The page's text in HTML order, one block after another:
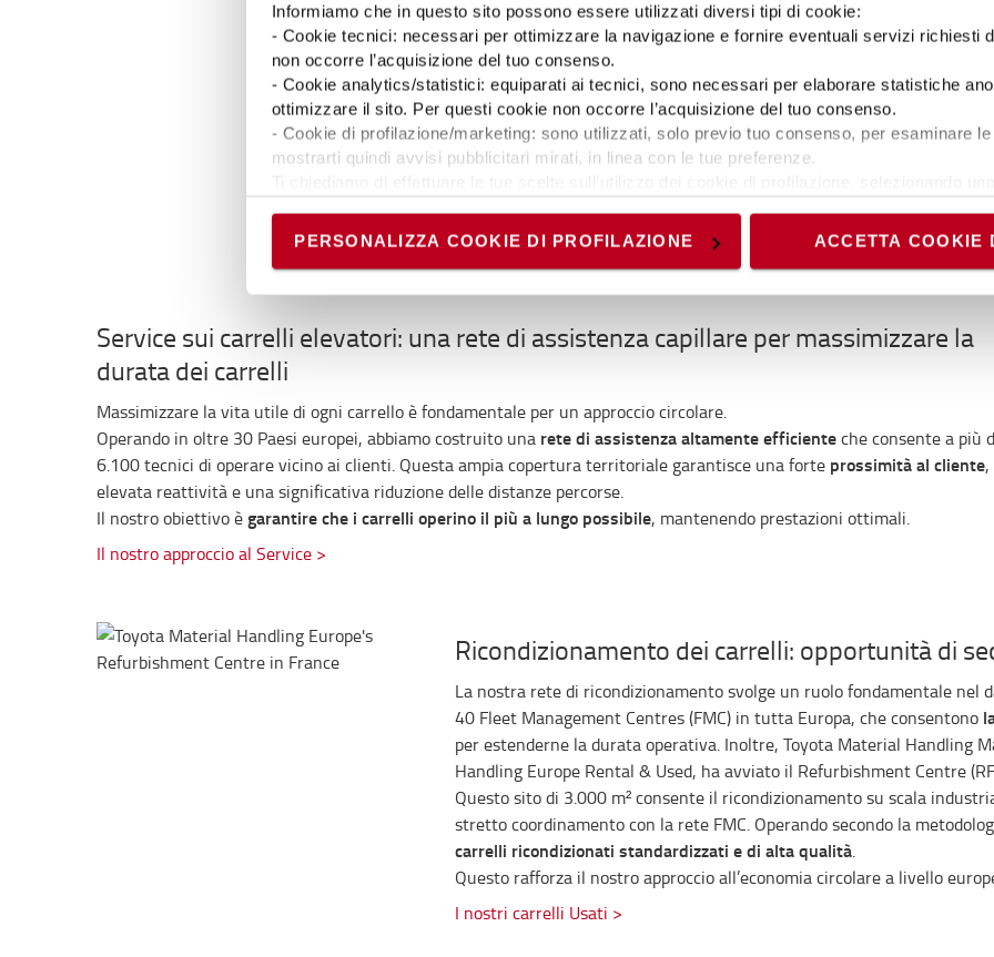
Informiamo che in questo sito possono essere utilizzati diversi tipi di cookie:
- Cookie tecnici: necessari per ottimizzare la navigazione e fornire eventuali servizi richiesti
non occorre l’acquisizione del tuo consenso.
- Cookie analytics/statistici: equiparati ai tecnici, sono necessari per elaborare statistiche
ottimizzare il sito. Per questi cookie non occorre l’acquisizione del tuo consenso.
- Cookie di profilazione/marketing: sono utilizzati, solo previo tuo consenso, per esaminare
mostrarti quindi avvisi pubblicitari mirati, in linea con le tue preferenze.
permanere dei soli cookie tecnici ed analytics, per i quali non occorre il tuo consenso. Potrai
scelte in qualsiasi momento, accedendo al link presente nel footer.
PERSONALIZZA COOKIE DI PROFILAZIONE ACCETTA COOKIE
In un’economia circolare, utilizzare al meglio le risorse significa
di vita. La nostra offerta di noleggio svolge un ruolo chiave in questo
gestisce circa250.000 carrelli a noleggio in Europa
. Circa il 60%
una seconda vita comecarrelli usati, venduti direttamente ai clienti
ulteriore 30% viene riutilizzato o noleggiato tramite distributori
vita venduti direttamente ai clienti rientra successivamente nella flotta
Attraverso l’estensione del ciclo di vita dei prodotti, il modello di
consente di offrire prodotti e servizi sempre più circolari.
Le nostre soluzioni di noleggio >
Service sui carrelli elevatori: una rete di assistenza capillare per massimizzare la
durata dei carrelli
Massimizzare la vita utile di ogni carrello è fondamentale per un approccio circolare.
Operando in oltre 30 Paesi europei, abbiamo costruito una rete di assistenza altamente efficienteche consente a più
6.100 tecnici di operare vicino ai clienti. Questa ampia copertura territoriale garantisce una forte prossimità al cliente,
elevata reattività e una significativa riduzione delle distanze percorse.
Il nostro obiettivo ègarantire che i carrelli operino il più a lungo possibile, mantenendo prestazioni ottimali.
Il nostro approccio al Service >
Ricondizionamento dei carrelli: opportunità di
La nostra rete di ricondizionamento svolge un ruolo fondamentale nel
40 Fleet Management Centres (FMC) in tutta Europa, che consentono
per estenderne la durata operativa. Inoltre, Toyota Material Handling
Handling Europe Rental & Used, ha avviato il Refurbishment Centre
Questo sito di 3.000 m² consente il ricondizionamento su scala
stretto coordinamento con la rete FMC. Operando secondo la
carrelli ricondizionati standardizzati e di alta qualità.
Questo rafforza il nostro approccio all’economia circolare a livello
I nostri carrelli Usati >